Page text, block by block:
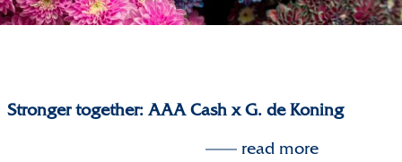
Stronger together: AAA Cash x G. de Koning
read more